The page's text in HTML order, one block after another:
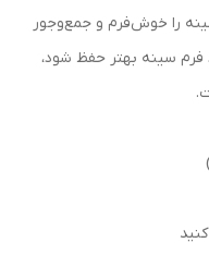
را خوش‌فرم و جمع‌وجور
سینه بهتر حفظ شود،